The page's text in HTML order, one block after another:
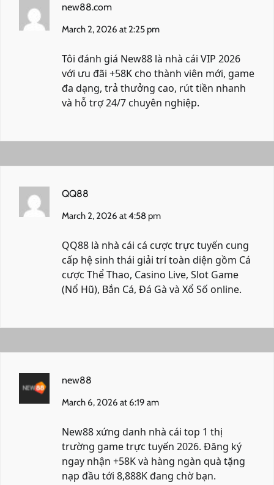
new88.com
March 2, 2026 at 2:25 pm
Tôi đánh giá New88 là nhà cái VIP 2026
với ưu đãi +58K cho thành viên mới, game
đa dạng, trả thưởng cao, rút tiền nhanh
và hỗ trợ 24/7 chuyên nghiệp.
QQ88
March 2, 2026 at 4:58 pm
QQ88 là nhà cái cá cược trực tuyến cung
cấp hệ sinh thái giải trí toàn diện gồm Cá
cược Thể Thao, Casino Live, Slot Game
(Nổ Hũ), Bắn Cá, Đá Gà và Xổ Số online.
new88
March 6, 2026 at 6:19 am
New88 xứng danh nhà cái top 1 thị
trường game trực tuyến 2026. Đăng ký
ngay nhận +58K và hàng ngàn quà tặng
nạp đầu tới 8,888K đang chờ bạn.